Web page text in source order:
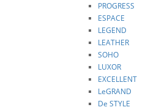
PROGRESS
ESPACE
LEGEND
LEATHER
SOHO
LUXOR
EXCELLENT
LeGRAND
De STYLE